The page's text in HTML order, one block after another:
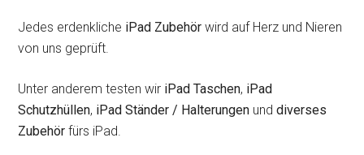
Jedes erdenkliche iPad Zubehör wird auf Herz und Nieren
von uns geprüft.
Unter anderem testen wir iPad Taschen, iPad
Schutzhüllen, iPad Ständer / Halterungen unddiverses
Zubehör fürs iPad.